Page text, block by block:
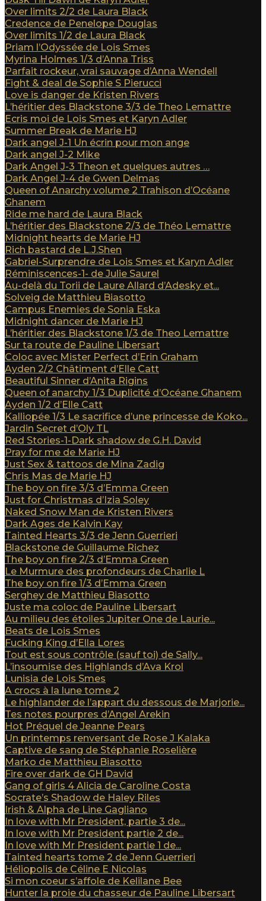
Over limits 2/2 de Laura Black
Credence de Penelope Douglas
Over limits 1/2 de Laura Black
Priam l’Odyssée de Lois Smes
Myrina Holmes 1/3 d’Anna Triss
Parfait rockeur, vrai sauvage d’Anna Wendell
Fight & deal de Sophie S Pierucci
Love is danger de Kristen Rivers
L’héritier des Blackstone 3/3 de Theo Lemattre
Ecris moi de Lois Smes et Karyn Adler
Summer Break de Marie HJ
Dark angel J-1 Un écrin pour mon ange
Dark angel J-2 Mike
Dark Angel J-3 Theon et quelques autres …
Dark Angel J-4 de Gwen Delmas
Queen of Anarchy volume 2 Trahison d’Océane
Ghanem
Ride me hard de Laura Black
L’héritier des Blackstone 2/3 de Théo Lemattre
Midnight hearts de Marie HJ
Rich bastard de L.J.Shen
Gabriel-Surprendre de Lois Smes et Karyn Adler
Réminiscences-1- de Julie Saurel
Au-delà du Torii de Laure Allard d’Adesky et...
Solveig de Matthieu Biasotto
Campus Enemies de Sonia Eska
Midnight dancer de Marie HJ
L’héritier des Blackstone 1/3 de Theo Lemattre
Sur ta route de Pauline Libersart
Coloc avec Mister Perfect d’Erin Graham
Ayden 2/2 Châtiment d’Elle Catt
Beautiful Sinner d’Anita Rigins
Queen of anarchy 1/3 Duplicité d’Océane Ghanem
Ayden 1/2 d’Elle Catt
Kalliopée 1/3 Le sacrifice d’une princesse de Koko...
Jardin Secret d’Oly TL
Red Stories-1-Dark shadow de G.H. David
Pray for me de Marie HJ
Just Sex & tattoos de Mina Zadig
Chris Mas de Marie HJ
The boy on fire 3/3 d’Emma Green
Just for Christmas d’Izia Soley
Naked Snow Man de Kristen Rivers
Dark Ages de Kalvin Kay
Tainted Hearts 3/3 de Jenn Guerrieri
Blackstone de Guillaume Richez
The boy on fire 2/3 d’Emma Green
Le Murmure des profondeurs de Charlie L
The boy on fire 1/3 d’Emma Green
Serghey de Matthieu Biasotto
Juste ma coloc de Pauline Libersart
Au milieu des étoiles Jupiter One de Laurie...
Beats de Lois Smes
Fucking King d’Ella Lores
Tout est sous contrôle (sauf toi) de Sally...
L’insoumise des Highlands d’Ava Krol
Lunisia de Lois Smes
A crocs à la lune tome 2
Le highlander de l’appart du dessous de Marjorie...
Tes notes pourpres d’Angel Arekin
Hot Préquel de Jeanne Pears
Un printemps renversant de Rose J Kalaka
Captive de sang de Stéphanie Roselière
Marko de Matthieu Biasotto
Fire over dark de GH David
Gang of girls 4 Alicia de Caroline Costa
Socrate’s Shadow de Haley Riles
Irish & Alpha de Line Gagliano
In love with Mr President, partie 3 de...
In love with Mr President partie 2 de...
In love with Mr President partie 1 de...
Tainted hearts tome 2 de Jenn Guerrieri
Héliopolis de Céline E Nicolas
Si mon coeur s’affole de Kelilane Bee
Hunter la proie du chasseur de Pauline Libersart